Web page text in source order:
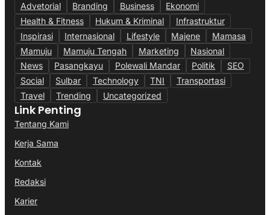
Advetorial Branding Business
Ekonomi
Health & Fitness
Hukum & Kriminal
Infrastruktur
Inspirasi
Internasional Lifestyle Majene
Mamasa
Mamuju
Mamuju Tengah Marketing
Nasional
News
Pasangkayu Polewali Mandar Politik
SEO
Social
Sulbar Technology TNI
Transportasi
Travel
Trending Uncategorized
Link Penting
Tentang Kami
Kerja Sama
Kontak
Redaksi
Karier